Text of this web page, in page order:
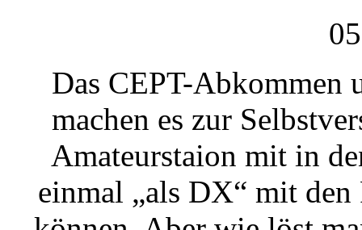
Das CEPT-Abkommen
machen es zur
Amateurstaion mit in
einmal „als DX“ mit